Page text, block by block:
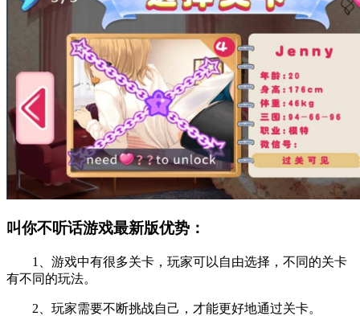
叫你不听话游戏最新版优势：
1、游戏中有很多关卡，玩家可以自由选择，不同的关卡
有不同的玩法。
2、玩家需要不断挑战自己，才能更好地通过关卡。